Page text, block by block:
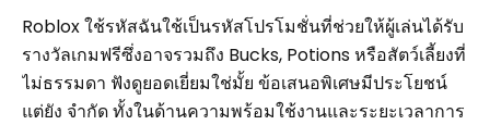
Roblox ใช้รหัสฉันใช้เป็นรหัสโปรโมชั่นที่ช่วยให้ผู้เล่นได้รับ
รางวัลเกมฟรีซึ่งอาจรวมถึง Bucks, Potions หรือสัตว์เลี้ยงที่
ไม่ธรรมดา ฟังดูยอดเยี่ยมใช่มั้ย ข้อเสนอพิเศษมีประโยชน์
แต่ยัง จำกัด ทั้งในด้านความพร้อมใช้งานและระยะเวลาการ